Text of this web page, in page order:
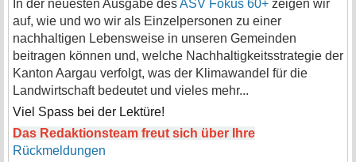
In der neuesten Ausgabe desASV Fokus 60+ zeigen wir
auf, wie und wo wir als Einzelpersonen zu einer
nachhaltigen Lebensweise in unseren Gemeinden
beitragen können und, welche Nachhaltigkeitsstrategie der
Kanton Aargau verfolgt, was der Klimawandel für die
Landwirtschaft bedeutet und vieles mehr...
Viel Spass bei der Lektüre!
Das Redaktionsteam freut sich über Ihre
Rückmeldungen